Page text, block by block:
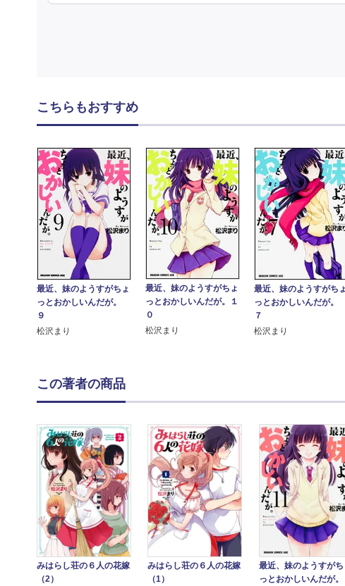
こちらもおすすめ
最近、妹のようすがちょ
っとおかしいんだが。
９
松沢まり
最近、妹のようすがちょ
っとおかしいんだが。１
０
松沢まり
最近、妹のようすがちょ
っとおかしいんだが。
７
松沢まり
この著者の商品
みはらし荘の６人の花嫁
（2）
みはらし荘の６人の花嫁
（1）
最近、妹のようすがち
っとおかしいんだが。